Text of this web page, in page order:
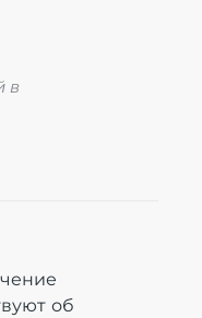
в
об